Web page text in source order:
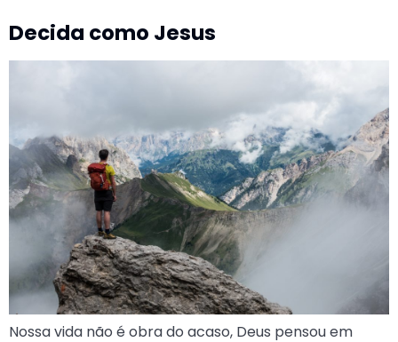
Decida como Jesus
Nossa vida não é obra do acaso, Deus pensou em